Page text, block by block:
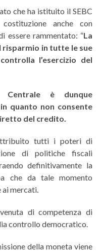
che ha istituito il SEBC
anche con
essere rammentato: “La
risparmio in tutte le sue
l’esercizio del
Centrale è dunque
quanto non consente
del credito.
tutti i poteri di
di politiche fiscali
definitivamente la
che da tale momento
ai mercati.
di competenza di
controllo democratico.
della moneta viene